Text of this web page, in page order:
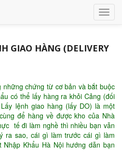
GIAO HÀNG (DELIVERY
những chứng từ cơ bản và bắt buộc
có thể lấy hàng ra khỏi Cảng (đối
lệnh giao hàng (lấy DO) là một
để hàng về được kho của Nhà
tế đi làm nghề thì nhiều bạn vẫn
ra sao, cái gì làm trước cái gì làm
Khẩu Hà Nội hướng dẫn bạn